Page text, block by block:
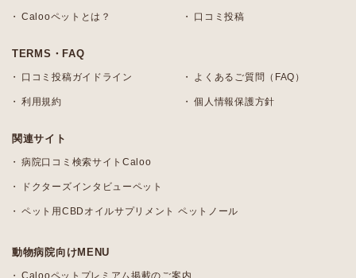
Calooペットとは？ 口コミ投稿
TERMS・FAQ
口コミ投稿ガイドライン よくあるご質問（FAQ）
利用規約 個人情報保護方針
関連サイト
病院口コミ検索サイトCaloo
ドクターズインタビューペット
ペット用CBDオイルサプリメント ペットノール
動物病院向けMENU
Calooペットプレミアム掲載のご案内